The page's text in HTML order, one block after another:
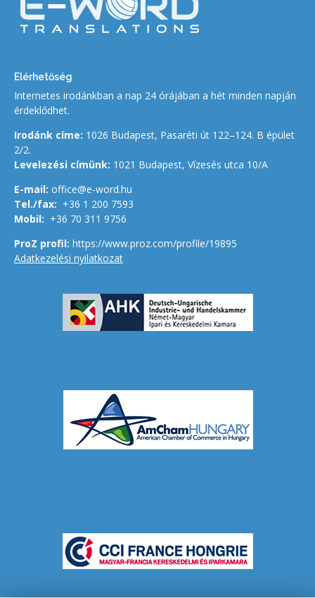
Elérhetőség
Internetes irodánkban a nap 24 órájában a hét minden napján
érdeklődhet.
Irodánk címe: 1026 Budapest, Pasaréti út 122–124. B épület
2/2.
Levelezési címünk: 1021 Budapest, Vízesés utca 10/A
E-mail: office@e-word.hu
Tel./fax: +36 1 200 7593
Mobil: +36 70 311 9756
ProZ profil: https://www.proz.com/profile/19895
Adatkezelési nyilatkozat